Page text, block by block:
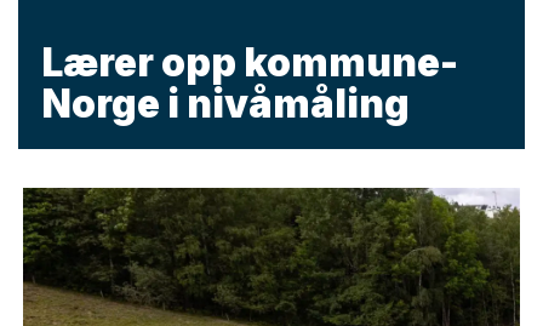
Lærer opp kommune-
Norge i nivåmåling